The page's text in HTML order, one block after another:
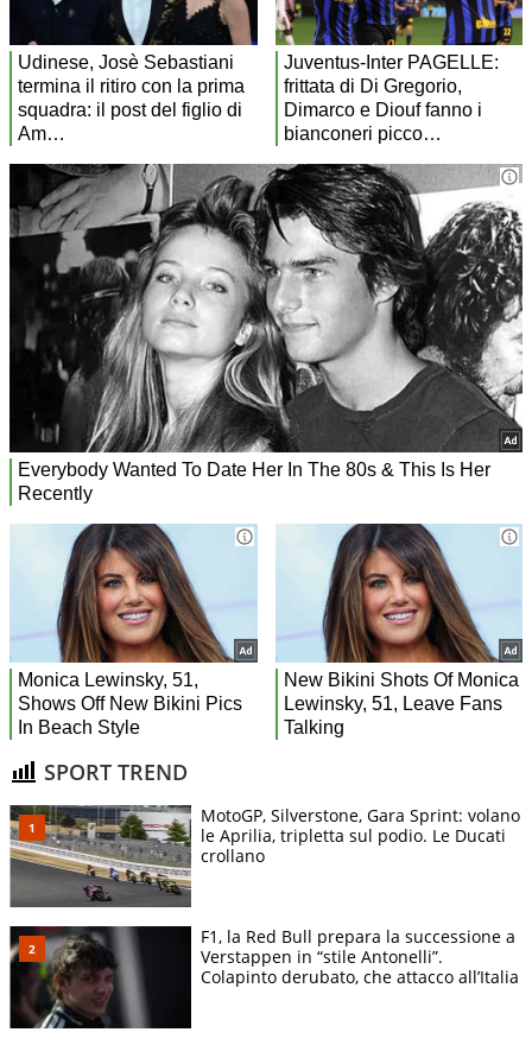
SPORT TREND
MotoGP, Silverstone, Gara Sprint: volano
le Aprilia, tripletta sul podio. Le Ducati
crollano
F1, la Red Bull prepara la successione a
Verstappen in “stile Antonelli”.
Colapinto derubato, che attacco all’Italia